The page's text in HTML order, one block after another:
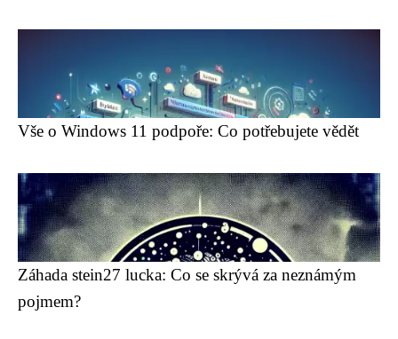
Vše o Windows 11 podpoře: Co potřebujete vědět
Záhada stein27 lucka: Co se skrývá za neznámým
pojmem?